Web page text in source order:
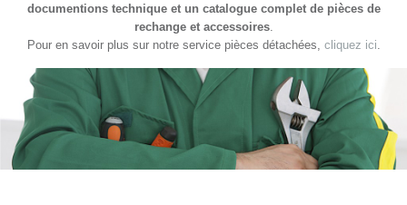
documentions technique et un catalogue complet de pièces de
rechange et accessoires.
Pour en savoir plus sur notre service pièces détachées, cliquez ici